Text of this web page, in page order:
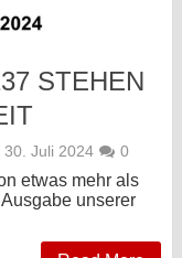
STEHEN
30. Juli 2024 0
etwas mehr als
unserer